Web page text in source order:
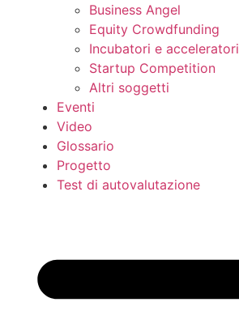
Business Angel
Equity Crowdfunding
Incubatori e acceleratori
Startup Competition
Altri soggetti
Eventi
Video
Glossario
Progetto
Test di autovalutazione